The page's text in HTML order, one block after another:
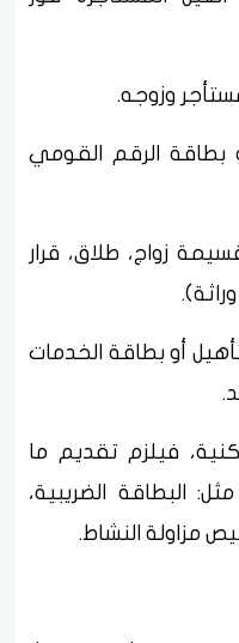
وزوجه.
بطاقة الرقم القومي
زواج، طلاق، قرار
أو بطاقة الخدمات
فيلزم تقديم ما
البطاقة الضريبية،
مزاولة النشاط.